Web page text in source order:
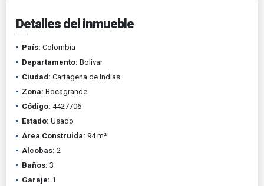
Detalles del inmueble
País: Colombia
Departamento: Bolívar
Ciudad: Cartagena de Indias
Zona: Bocagrande
Código: 4427706
Estado: Usado
Área Construida: 94 m²
Alcobas: 2
Baños: 3
Garaje: 1